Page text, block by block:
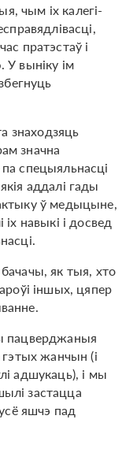
чым іх калегі-
пратэстаў і
У выніку ім
знаходзяць
значна
спецыяльнасці
аддалі гады
ў медыцыне,
навыкі і досвед
як тыя, хто
іншых, цяпер
пацверджаныя
гэтых жанчын (і
адшукаць), і мы
застацца
яшчэ пад